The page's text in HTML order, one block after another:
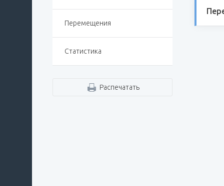
Перемещения
Статистика
Распечатать